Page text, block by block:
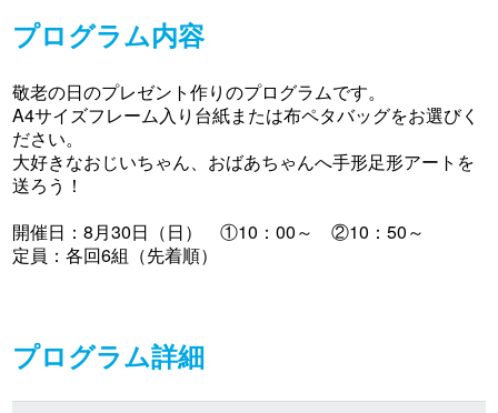
プログラム内容
敬老の日のプレゼント作りのプログラムです。
A4サイズフレーム入り台紙または布ペタバッグをお選びく
ださい。
大好きなおじいちゃん、おばあちゃんへ手形足形アートを
送ろう！
開催日：8月30日（日） ①10：00～ ②10：50～
定員：各回6組（先着順）
プログラム詳細